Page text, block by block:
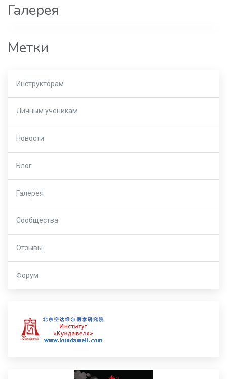
Галерея
Метки
Инструкторам
Личным ученикам
Новости
Блог
Галерея
Сообщества
Отзывы
Форум